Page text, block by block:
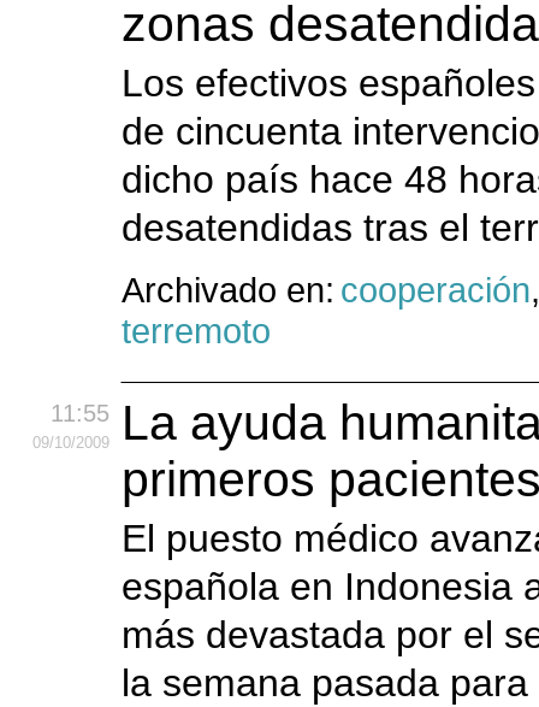
zonas
Los efectivos
de cincuenta
dicho país hace 48
desatendidas tras el
Archivado en: cooperación
terremoto
11:55
09/10/2009
La ayuda
primeros
El puesto médico
española en Indonesia
más devastada por el
la semana pasada